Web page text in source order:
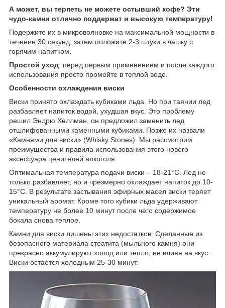
А может, вы терпеть не можете остывший кофе? Эти
чудо-камни отлично поддержат и высокую температуру!
Подержите их в микроволновке на максимальной мощности в
течение 30 секунд, затем положите 2-3 штуки в чашку с
горячим напитком.
Простой уход: перед первым применением и после каждого
использования просто промойте в теплой воде.
Особенности охлаждения виски
Виски принято охлаждать кубиками льда. Но при таянии лед
разбавляет напиток водой, ухудшая вкус. Это проблему
решил Эндрю Хеллман, он предложил заменить лед
отшлифованными каменными кубиками. Позже их назвали
«Камнями для виски» (Whisky Stones). Мы рассмотрим
преимущества и правила использования этого нового
аксессуара ценителей алкоголя.
Оптимальная температура подачи виски – 18-21°C. Лед не
только разбавляет, но и чрезмерно охлаждает напиток до 10-
15°C. В результате застывания эфирных масел виски теряет
уникальный аромат. Кроме того кубики льда удерживают
температуру не более 10 минут после чего содержимое
бокала снова теплое.
Камни для виски лишены этих недостатков. Сделанные из
безопасного материала стеатита (мыльного камня) они
прекрасно аккумулируют холод или тепло, не влияя на вкус.
Виски остается холодным 25-30 минут.